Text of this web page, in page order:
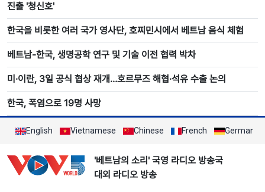
진출 '청신호'
한국을 비롯한 여러 국가 영사단, 호찌민시에서 베트남 음식 체험
베트남-한국, 생명공학 연구 및 기술 이전 협력 박차
미·이란, 3일 공식 협상 재개…호르무즈 해협·석유 수출 논의
한국, 폭염으로 19명 사망
English Vietnamese Chinese French German
'베트남의 소리' 국영 라디오 방송국
대외 라디오 방송